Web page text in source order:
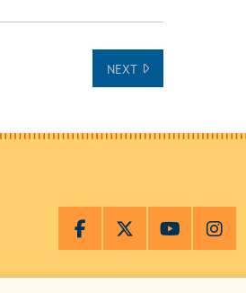
NEXT